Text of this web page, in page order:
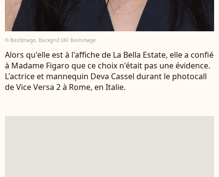
© BestImage, Backgrid UK/ Bestimage
Alors qu'elle est à l'affiche de La Bella Estate, elle a confié
à Madame Figaro que ce choix n'était pas une évidence.
L'actrice et mannequin Deva Cassel durant le photocall
de Vice Versa 2 à Rome, en Italie.